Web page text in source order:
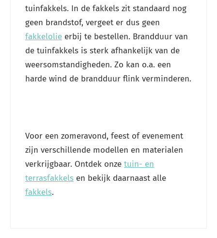
tuinfakkels. In de fakkels zit standaard nog
geen brandstof, vergeet er dus geen
fakkelolie erbij te bestellen. Brandduur van
de tuinfakkels is sterk afhankelijk van de
weersomstandigheden. Zo kan o.a. een
harde wind de brandduur flink verminderen.
Voor een zomeravond, feest of evenement
zijn verschillende modellen en materialen
verkrijgbaar. Ontdek onze tuin- en
terrasfakkels en bekijk daarnaast alle
fakkels.